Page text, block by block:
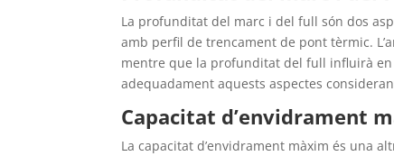
La profunditat del marc i del full són dos
amb perfil de trencament de pont tèrmic.
mentre que la profunditat del full influirà en
adequadament aquests aspectes
Capacitat d’envidrament
La capacitat d’envidrament màxim és una